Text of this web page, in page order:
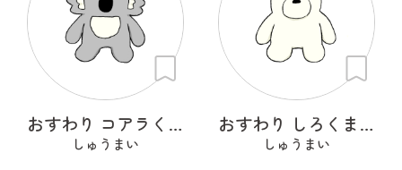
おすわり コアラくん
しゅうまい
おすわり しろくまくん
しゅうまい